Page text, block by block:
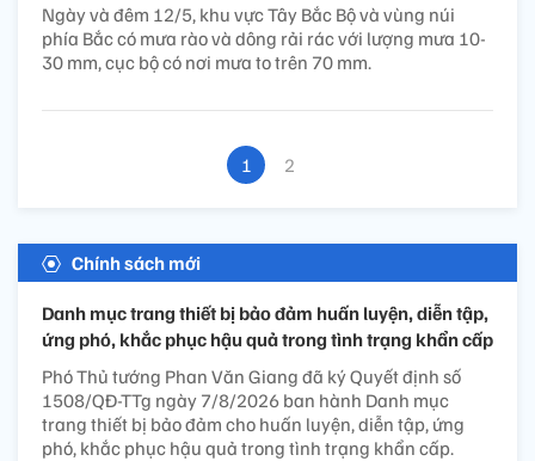
Ngày và đêm 12/5, khu vực Tây Bắc Bộ và vùng núi
phía Bắc có mưa rào và dông rải rác với lượng mưa 10-
30 mm, cục bộ có nơi mưa to trên 70 mm.
1 2
Chính sách mới
Danh mục trang thiết bị bảo đảm huấn luyện, diễn tập,
ứng phó, khắc phục hậu quả trong tình trạng khẩn cấp
Phó Thủ tướng Phan Văn Giang đã ký Quyết định số
1508/QĐ-TTg ngày 7/8/2026 ban hành Danh mục
trang thiết bị bảo đảm cho huấn luyện, diễn tập, ứng
phó, khắc phục hậu quả trong tình trạng khẩn cấp.